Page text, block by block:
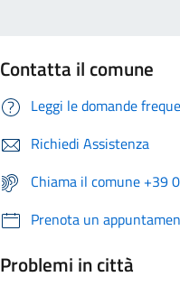
Contatta il comune
Leggi le domande
Richiedi Assistenza
Chiama il comune +39
Prenota un
Problemi in città